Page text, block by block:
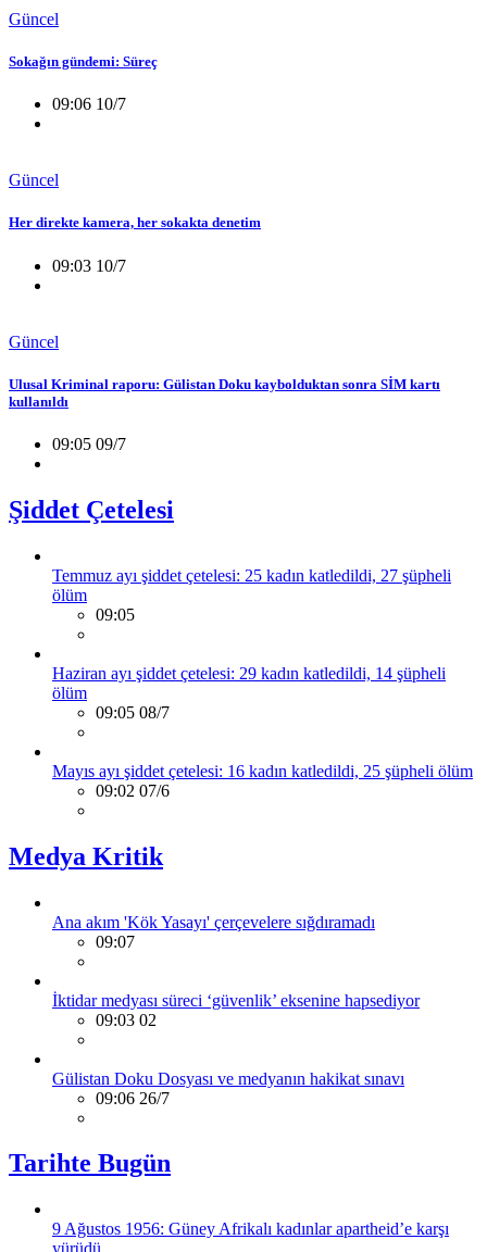
Güncel
Sokağın gündemi: Süreç
09:06 10/7
Güncel
Her direkte kamera, her sokakta denetim
09:03 10/7
Güncel
Ulusal Kriminal raporu: Gülistan Doku kaybolduktan sonra SİM kartı
kullanıldı
09:05 09/7
Şiddet Çetelesi
Temmuz ayı şiddet çetelesi: 25 kadın katledildi, 27 şüpheli
ölüm
09:05
Haziran ayı şiddet çetelesi: 29 kadın katledildi, 14 şüpheli
ölüm
09:05 08/7
Mayıs ayı şiddet çetelesi: 16 kadın katledildi, 25 şüpheli ölüm
09:02 07/6
Medya Kritik
Ana akım 'Kök Yasayı' çerçevelere sığdıramadı
09:07
İktidar medyası süreci ‘güvenlik’ eksenine hapsediyor
09:03 02
Gülistan Doku Dosyası ve medyanın hakikat sınavı
09:06 26/7
Tarihte Bugün
9 Ağustos 1956: Güney Afrikalı kadınlar apartheid’e karşı